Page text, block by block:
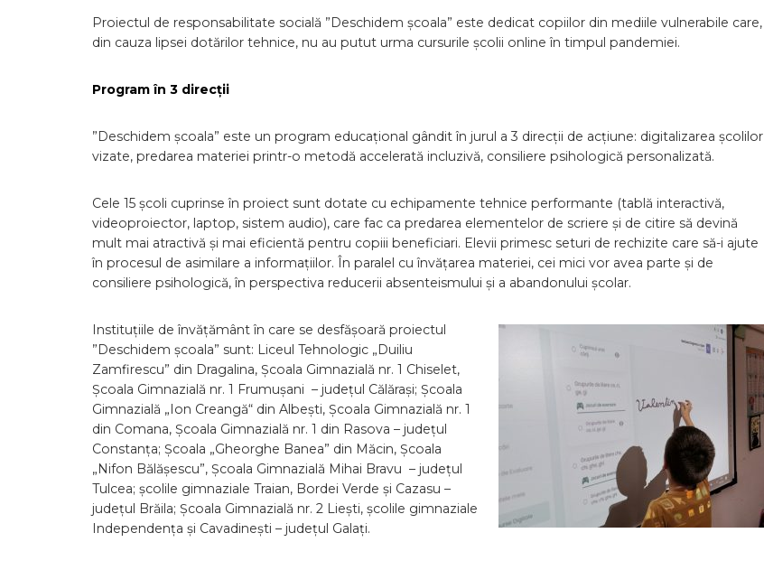
Proiectul de responsabilitate socială ”Deschidem școala” este dedicat copiilor din mediile vulnerabile care,
din cauza lipsei dotărilor tehnice, nu au putut urma cursurile școlii online în timpul pandemiei.
Program în 3 direcții
”Deschidem școala” este un program educațional gândit în jurul a 3 direcții de acțiune: digitalizarea școlilor
vizate, predarea materiei printr-o metodă accelerată incluzivă, consiliere psihologică personalizată.
Cele 15 școli cuprinse în proiect sunt dotate cu echipamente tehnice performante (tablă interactivă,
videoproiector, laptop, sistem audio), care fac ca predarea elementelor de scriere și de citire să devină
mult mai atractivă și mai eficientă pentru copiii beneficiari. Elevii primesc seturi de rechizite care să-i ajute
în procesul de asimilare a informațiilor. În paralel cu învățarea materiei, cei mici vor avea parte și de
consiliere psihologică, în perspectiva reducerii absenteismului și a abandonului școlar.
Instituțiile de învățământ în care se desfășoară proiectul
”Deschidem școala” sunt: Liceul Tehnologic „Duiliu
Zamfirescu” din Dragalina, Școala Gimnazială nr. 1 Chiselet,
Școala Gimnazială nr. 1 Frumușani – județul Călărași; Școala
Gimnazială „Ion Creangă“ din Albeşti, Școala Gimnazială nr. 1
din Comana, Școala Gimnazială nr. 1 din Rasova – județul
Constanța; Școala „Gheorghe Banea” din Măcin, Școala
„Nifon Bălășescu”, Școala Gimnazială Mihai Bravu – județul
Tulcea; școlile gimnaziale Traian, Bordei Verde și Cazasu –
județul Brăila; Școala Gimnazială nr. 2 Liești, școlile gimnaziale
Independența și Cavadinești – județul Galați.